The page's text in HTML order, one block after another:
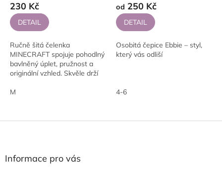
230 Kč
DETAIL
Ručně šitá čelenka
MINECRAFT spojuje pohodlný
bavlněný úplet, pružnost a
originální vzhled. Skvěle drží
snadno doplní sportovní i
M
od 250 Kč
DETAIL
Osobitá čepice Ebbie – styl,
který vás odliší
4-6
Z
Informace pro vás